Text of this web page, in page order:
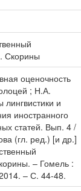
Скорины
оценочность
; Н.А.
лингвистики и
иностранного
статей. Вып. 4 /
(гл. ред.) [и др.]
– Гомель :
– С. 44-48.